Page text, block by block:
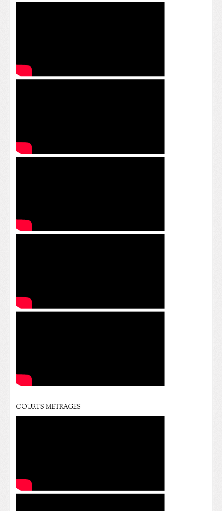
COURTS METRAGES